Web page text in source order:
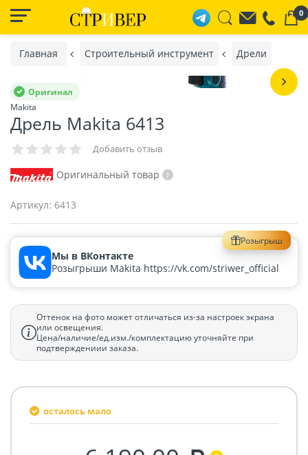
0
Главная Строительный инструмент Дрели
Оригинал
Makita
Дрель Makita 6413
Добавить отзыв
Оригинальный товар
Артикул: 6413
Розыгрыш
Мы в ВКонтакте
Розыгрыши Makita https://vk.com/striwer_official
Оттенок на фото может отличаться из-за настроек экрана
или освещения.
Цена/наличие/ед.изм./комплектацию уточняйте при
подтверждениии заказа.
осталось мало